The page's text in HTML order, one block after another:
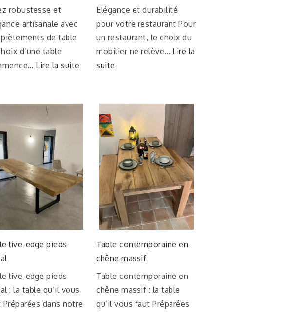
robustesse et
artisanale avec
de table
d’une table
Lire la suite
Elégance et durabilité
pour votre restaurant Pour
un restaurant, le choix du
mobilier ne relève… Lire la
suite
live-edge pieds
live-edge pieds
: la table qu’il vous
Préparées dans notre
Table contemporaine en
chêne massif
Table contemporaine en
chêne massif : la table
qu’il vous faut Préparées